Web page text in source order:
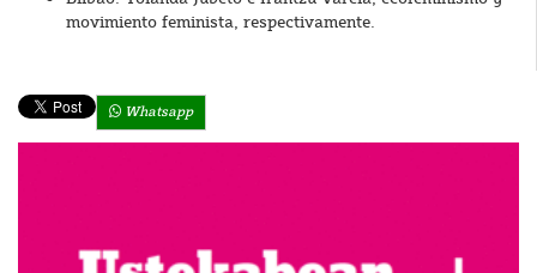
movimiento feminista, respectivamente.
Whatsapp